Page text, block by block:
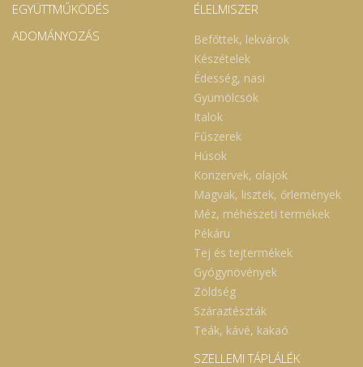
EGYÜTTMŰKÖDÉS
ADOMÁNYOZÁS
ÉLELMISZER
Befőttek, lekvárok
Készételek
Édesség, nasi
Gyümölcsök
Italok
Fűszerek
Húsok
Konzervek, olajok
Magvak, lisztek, őrlemények
Méz, méhészeti termékek
Pékáru
Tej és tejtermékek
Gyógynövények
Zöldség
Száraztészták
Teák, kávé, kakaó
SZELLEMI TÁPLÁLÉK